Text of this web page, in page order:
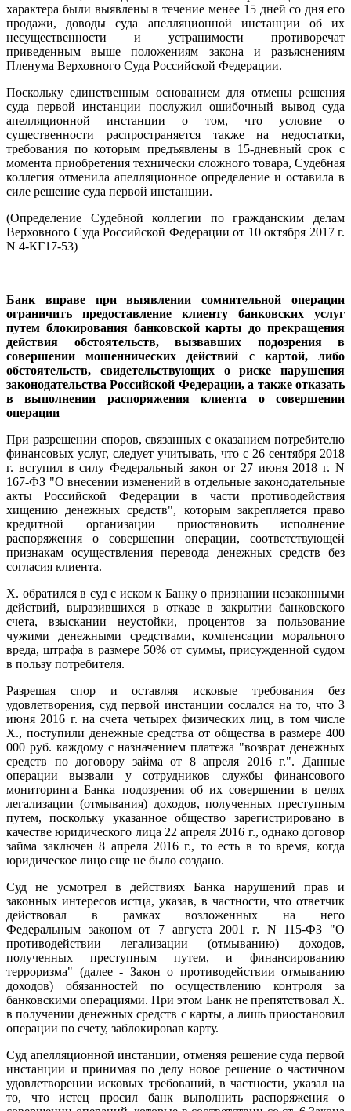
характера были выявлены в течение менее 15 дней со дня его
продажи, доводы суда апелляционной инстанции об их
несущественности и устранимости противоречат
приведенным выше положениям закона и разъяснениям
Пленума Верховного Суда Российской Федерации.
Поскольку единственным основанием для отмены решения
суда первой инстанции послужил ошибочный вывод суда
апелляционной инстанции о том, что условие о
существенности распространяется также на недостатки,
требования по которым предъявлены в 15-дневный срок с
момента приобретения технически сложного товара, Судебная
коллегия отменила апелляционное определение и оставила в
силе решение суда первой инстанции.
(Определение Судебной коллегии по гражданским делам
Верховного Суда Российской Федерации от 10 октября 2017 г.
N 4-КГ17-53)
Банк вправе при выявлении сомнительной операции
ограничить предоставление клиенту банковских услуг
путем блокирования банковской карты до прекращения
действия обстоятельств, вызвавших подозрения в
совершении мошеннических действий с картой, либо
обстоятельств, свидетельствующих о риске нарушения
законодательства Российской Федерации, а также отказать
в выполнении распоряжения клиента о совершении
операции
При разрешении споров, связанных с оказанием потребителю
финансовых услуг, следует учитывать, что с 26 сентября 2018
г. вступил в силу Федеральный закон от 27 июня 2018 г. N
167-ФЗ "О внесении изменений в отдельные законодательные
акты Российской Федерации в части противодействия
хищению денежных средств", которым закрепляется право
кредитной организации приостановить исполнение
распоряжения о совершении операции, соответствующей
признакам осуществления перевода денежных средств без
согласия клиента.
Х. обратился в суд с иском к Банку о признании незаконными
действий, выразившихся в отказе в закрытии банковского
счета, взыскании неустойки, процентов за пользование
чужими денежными средствами, компенсации морального
вреда, штрафа в размере 50% от суммы, присужденной судом
в пользу потребителя.
Разрешая спор и оставляя исковые требования без
удовлетворения, суд первой инстанции сослался на то, что 3
июня 2016 г. на счета четырех физических лиц, в том числе
Х., поступили денежные средства от общества в размере 400
000 руб. каждому с назначением платежа "возврат денежных
средств по договору займа от 8 апреля 2016 г.". Данные
операции вызвали у сотрудников службы финансового
мониторинга Банка подозрения об их совершении в целях
легализации (отмывания) доходов, полученных преступным
путем, поскольку указанное общество зарегистрировано в
качестве юридического лица 22 апреля 2016 г., однако договор
займа заключен 8 апреля 2016 г., то есть в то время, когда
юридическое лицо еще не было создано.
Суд не усмотрел в действиях Банка нарушений прав и
законных интересов истца, указав, в частности, что ответчик
действовал в рамках возложенных на него
Федеральным законом от 7 августа 2001 г. N 115-ФЗ "О
противодействии легализации (отмыванию) доходов,
полученных преступным путем, и финансированию
терроризма" (далее - Закон о противодействии отмыванию
доходов) обязанностей по осуществлению контроля за
банковскими операциями. При этом Банк не препятствовал Х.
в получении денежных средств с карты, а лишь приостановил
операции по счету, заблокировав карту.
Суд апелляционной инстанции, отменяя решение суда первой
инстанции и принимая по делу новое решение о частичном
удовлетворении исковых требований, в частности, указал на
то, что истец просил банк выполнить распоряжения о